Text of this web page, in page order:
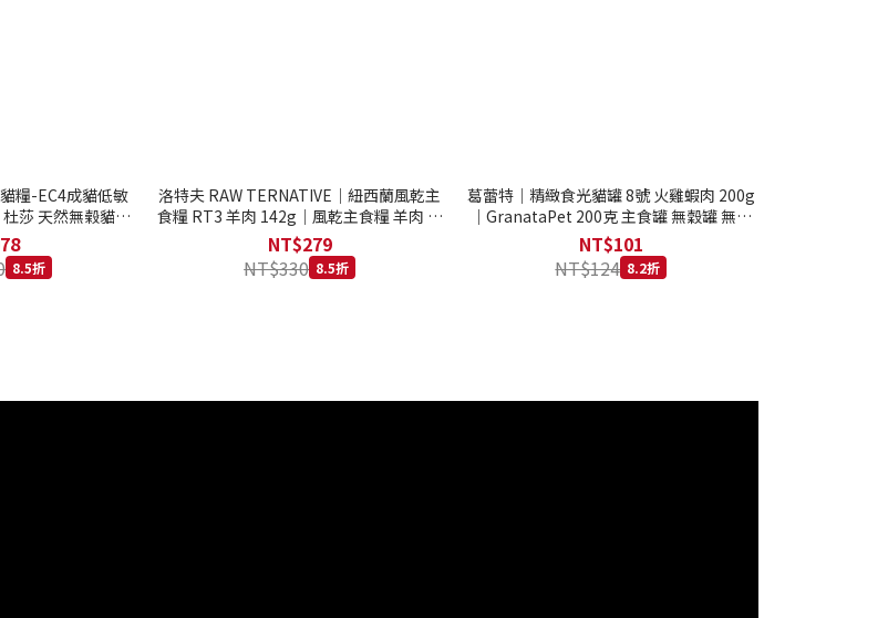
糧-EC4成貓低敏
莎 天然無榖貓糧
糧
8.5折
洛特夫 RAW TERNATIVE｜紐西蘭風乾主
食糧 RT3 羊肉 142g｜風乾主食糧 羊肉 全
齡犬 狗飼料
NT$279
NT$330 8.5折
葛蕾特｜精緻食光貓罐 8號 火雞蝦肉 200g
｜GranataPet 200克 主食罐 無穀罐 無膠
罐 主食貓罐 德罐
NT$101
NT$124 8.2折